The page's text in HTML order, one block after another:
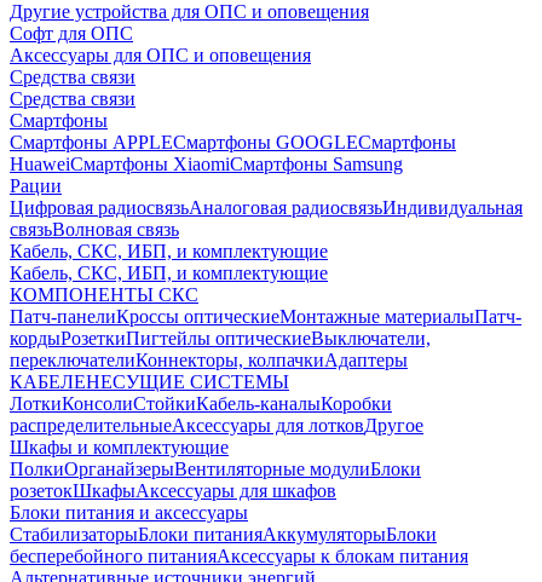
Другие устройства для ОПС и оповещения
Софт для ОПС
Аксессуары для ОПС и оповещения
Средства связи
Средства связи
Смартфоны
Смартфоны APPLEСмартфоны GOOGLEСмартфоны
HuaweiСмартфоны XiaomiСмартфоны Samsung
Рации
Цифровая радиосвязьАналоговая радиосвязьИндивидуальная
связьВолновая связь
Кабель, СКС, ИБП, и комплектующие
Кабель, СКС, ИБП, и комплектующие
КОМПОНЕНТЫ СКС
Патч-панелиКроссы оптическиеМонтажные материалыПатч-
кордыРозеткиПигтейлы оптическиеВыключатели,
переключателиКоннекторы, колпачкиАдаптеры
КАБЕЛЕНЕСУЩИЕ СИСТЕМЫ
ЛоткиКонсолиСтойкиКабель-каналыКоробки
распределительныеАксессуары для лотковДругое
Шкафы и комплектующие
ПолкиОрганайзерыВентиляторные модулиБлоки
розетокШкафыАксессуары для шкафов
Блоки питания и аксессуары
СтабилизаторыБлоки питанияАккумуляторыБлоки
бесперебойного питанияАксессуары к блокам питания
Альтернативные источники энергий